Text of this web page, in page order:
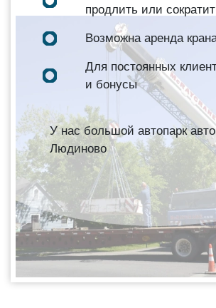
продлить или
Возможна аренда
Для постоянных
и бонусы
У нас большой автопарк
Людиново